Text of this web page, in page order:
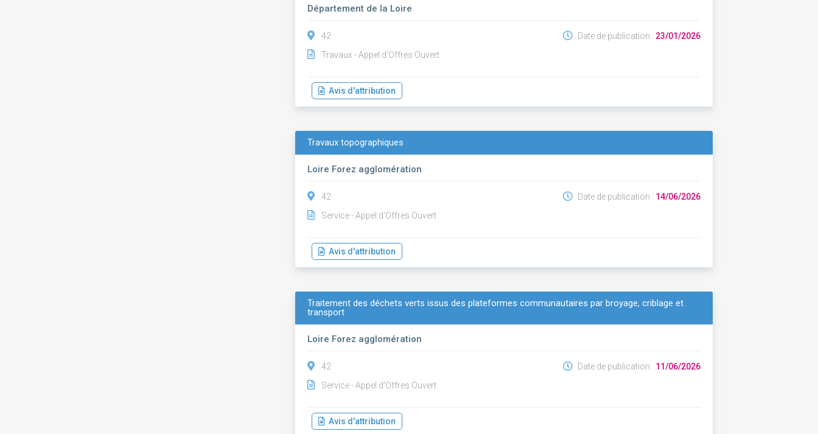
Département de la Loire
42
Travaux - Appel d'Offres Ouvert
Date de publication : 23/01/2026
Avis d'attribution
Travaux topographiques
Loire Forez agglomération
42
Service - Appel d'Offres Ouvert
Date de publication : 14/06/2026
Avis d'attribution
Traitement des déchets verts issus des plateformes communautaires par broyage, criblage et
transport
Loire Forez agglomération
42
Service - Appel d'Offres Ouvert
Date de publication : 11/06/2026
Avis d'attribution